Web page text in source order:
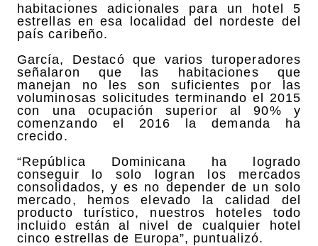
habitaciones adicionales para un hotel 5
estrellas en esa localidad del nordeste del
país caribeño.
García, Destacó que varios turoperadores
señalaron que las habitaciones que
manejan no les son suficientes por las
voluminosas solicitudes terminando el 2015
con una ocupación superior al 90% y
comenzando el 2016 la demanda ha
crecido.
“República Dominicana ha logrado
conseguir lo solo logran los mercados
consolidados, y es no depender de un solo
mercado, hemos elevado la calidad del
producto turístico, nuestros hoteles todo
incluido están al nivel de cualquier hotel
cinco estrellas de Europa”, puntualizó.